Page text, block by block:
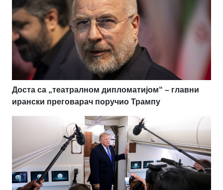
Доста са „театралном дипломатијом“ – главни
ирански преговарач поручио Трампу